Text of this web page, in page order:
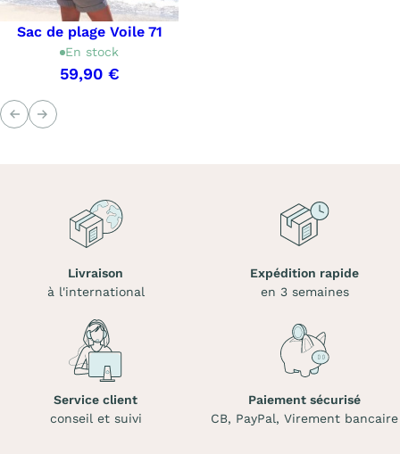
Sac de plage Voile 71
En stock
59,90 €
Précédent
Suivant
Livraison
à l'international
Expédition rapide
en 3 semaines
Service client
conseil et suivi
Paiement sécurisé
CB, PayPal, Virement bancaire